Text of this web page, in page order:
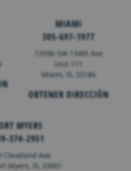
MIAMI
305-697-1977
13590 SW 134th Ave
Unit 111
Miami, FL 33186
OBTENER DIRECCIÓN
MYERS
374-2951
Cleveland Ave
Myers, FL 33901